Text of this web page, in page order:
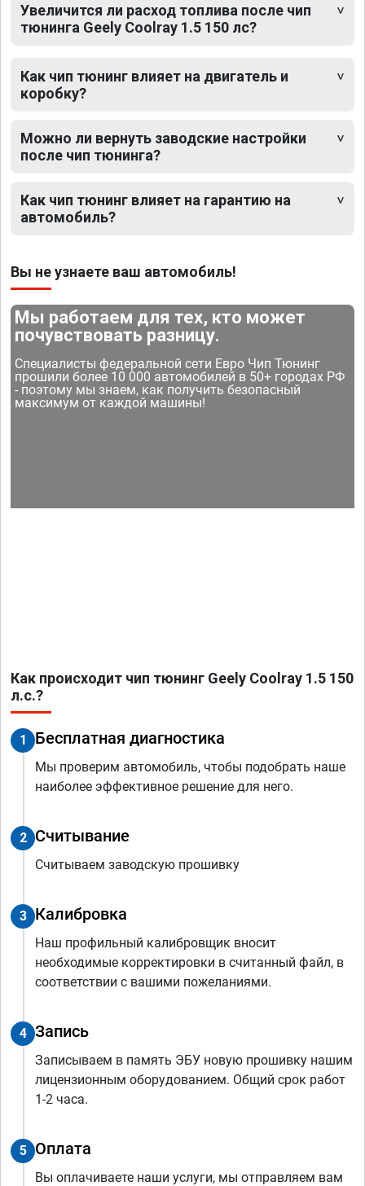
Увеличится ли расход топлива после чип
тюнинга Geely Coolray 1.5 150 лс?
Как чип тюнинг влияет на двигатель и
коробку?
Можно ли вернуть заводские настройки
после чип тюнинга?
Как чип тюнинг влияет на гарантию на
автомобиль?
Вы не узнаете ваш автомобиль!
Мы работаем для тех, кто может
почувствовать разницу.
Специалисты федеральной сети Евро Чип Тюнинг
прошили более 10 000 автомобилей в 50+ городах РФ
- поэтому мы знаем, как получить безопасный
максимум от каждой машины!
Как происходит чип тюнинг Geely Coolray 1.5 150
л.с.?
1 Бесплатная диагностика
Мы проверим автомобиль, чтобы подобрать наше
наиболее эффективное решение для него.
2 Считывание
Считываем заводскую прошивку
3 Калибровка
Наш профильный калибровщик вносит
необходимые корректировки в считанный файл, в
соответствии с вашими пожеланиями.
4 Запись
Записываем в память ЭБУ новую прошивку нашим
лицензионным оборудованием. Общий срок работ
1-2 часа.
5 Оплата
Вы оплачиваете наши услуги, мы отправляем вам